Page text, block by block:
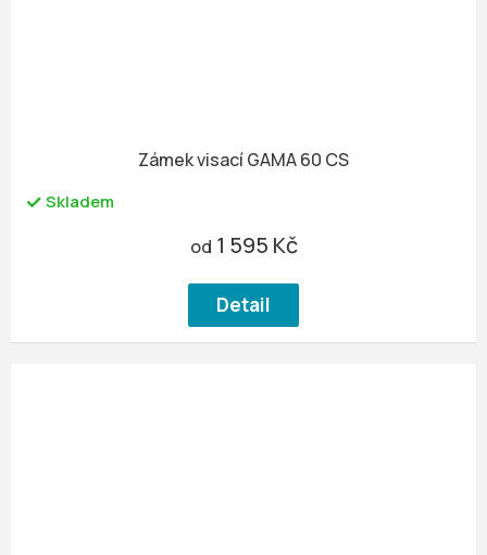
Zámek visací GAMA 60 CS
Skladem
od 1 595 Kč
Detail